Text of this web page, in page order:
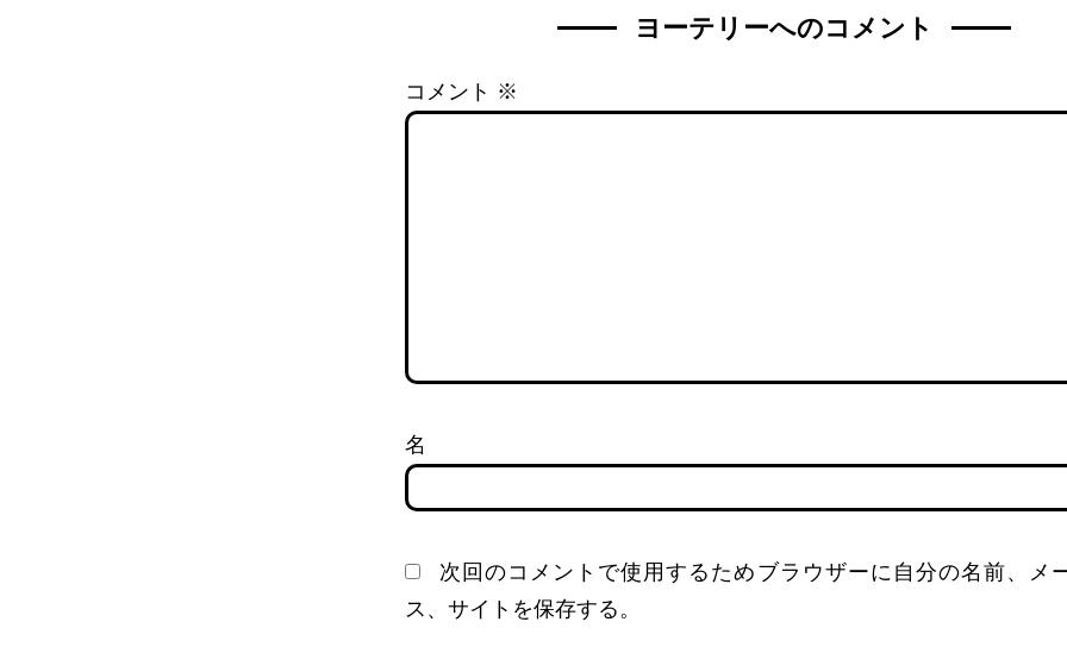
ヨーテリーへのコメント
コメント ※
名
次回のコメントで使用するためブラウザーに自分の名前、メ
ス、サイトを保存する。